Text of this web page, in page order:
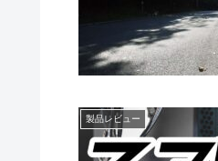
製品レビュー